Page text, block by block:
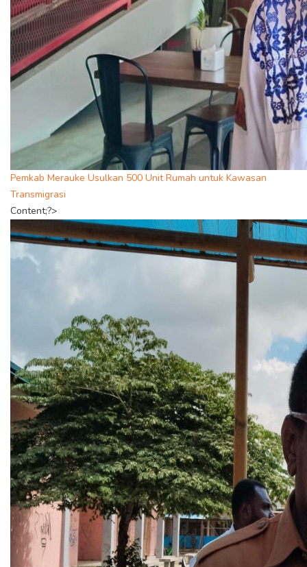
Pemkab Merauke Usulkan 500 Unit Rumah untuk Kawasan
Transmigrasi
Content;?>